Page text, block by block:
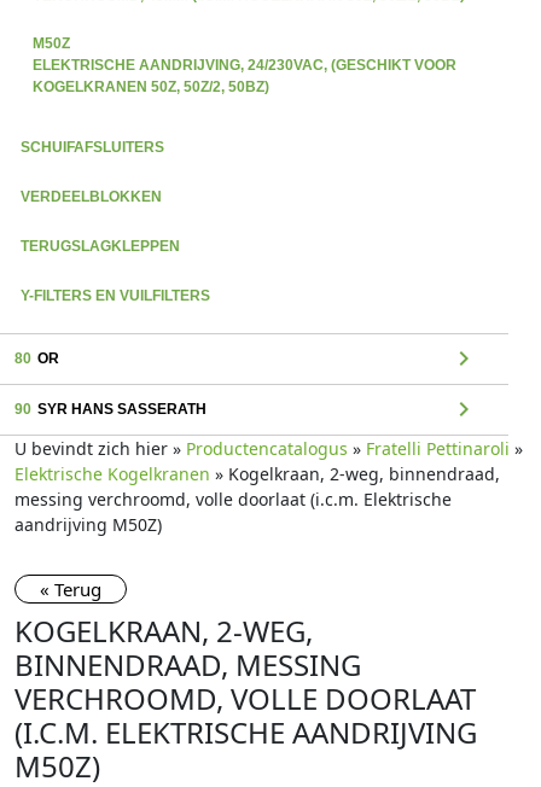
M50Z
ELEKTRISCHE AANDRIJVING, 24/230VAC, (GESCHIKT VOOR
KOGELKRANEN 50Z, 50Z/2, 50BZ)
SCHUIFAFSLUITERS
VERDEELBLOKKEN
TERUGSLAGKLEPPEN
Y-FILTERS EN VUILFILTERS
80 OR chevron_right
90 SYR HANS SASSERATH chevron_right
U bevindt zich hier » Productencatalogus » Fratelli Pettinaroli »
Elektrische Kogelkranen » Kogelkraan, 2-weg, binnendraad,
messing verchroomd, volle doorlaat (i.c.m. Elektrische
aandrijving M50Z)
« Terug
KOGELKRAAN, 2-WEG,
BINNENDRAAD, MESSING
VERCHROOMD, VOLLE DOORLAAT
(I.C.M. ELEKTRISCHE AANDRIJVING
M50Z)